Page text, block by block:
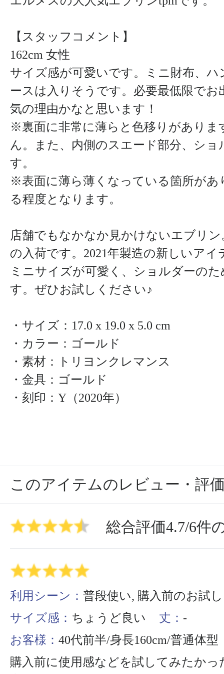
【スタッフコメント】
162cm 女性
サイズ感が可愛いです。ミニ財布、
ースは入りそうです。必要最低限で
気の理由かなと思います！
※裏面に非常に薄らと色移りがありま
ん。また、内側のスエード部分、シ
す。
※表面に薄ら薄くなっている箇所があ
る程度となります。
店舗でもなかなか見かけないエブリ
の入荷です。2021年製造の新しいア
ミニサイズが可愛く、ショルダーの
す。ぜひお試しください♪
・サイズ：17.0 x 19.0 x 5.0 cm
・カラー：ゴールド
・素材：トリヨンクレマンス
・金具：ゴールド
・刻印：Y（2020年）
このアイテムのレビュー・評
総合評価4.7/6件
利用シーン： 普段使い, 購入前のお試し
サイズ感： ちょうど良い 丈： -
お客様： 40代前半/身長160cm/普通体型
購入前に使用感などを試してみたか